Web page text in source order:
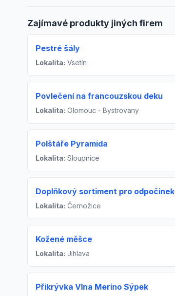
Zajímavé produkty jiných firem
Pestré šály
Lokalita: Vsetín
Povlečení na francouzskou deku
Lokalita: Olomouc - Bystrovany
Polštáře Pyramida
Lokalita: Sloupnice
Doplňkový sortiment pro odpočinek
Lokalita: Černožice
Kožené měšce
Lokalita: Jihlava
Přikrývka Vlna Merino Sýpek